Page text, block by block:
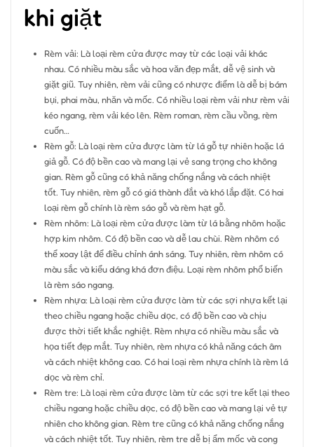
khi giặt
Rèm vải: Là loại rèm cửa được may từ các loại vải khác
nhau. Có nhiều màu sắc và hoa văn đẹp mắt, dễ vệ sinh và
giặt giũ. Tuy nhiên, rèm vải cũng có nhược điểm là dễ bị bám
bụi, phai màu, nhăn và mốc. Có nhiều loại rèm vải như rèm vải
kéo ngang, rèm vải kéo lên. Rèm roman, rèm cầu vồng, rèm
cuốn…
Rèm gỗ: Là loại rèm cửa được làm từ lá gỗ tự nhiên hoặc lá
giả gỗ. Có độ bền cao và mang lại vẻ sang trọng cho không
gian. Rèm gỗ cũng có khả năng chống nắng và cách nhiệt
tốt. Tuy nhiên, rèm gỗ có giá thành đắt và khó lắp đặt. Có hai
loại rèm gỗ chính là rèm sáo gỗ và rèm hạt gỗ.
Rèm nhôm: Là loại rèm cửa được làm từ lá bằng nhôm hoặc
hợp kim nhôm. Có độ bền cao và dễ lau chùi. Rèm nhôm có
thể xoay lật để điều chỉnh ánh sáng. Tuy nhiên, rèm nhôm có
màu sắc và kiểu dáng khá đơn điệu. Loại rèm nhôm phổ biến
là rèm sáo ngang.
Rèm nhựa: Là loại rèm cửa được làm từ các sợi nhựa kết lại
theo chiều ngang hoặc chiều dọc, có độ bền cao và chịu
được thời tiết khắc nghiệt. Rèm nhựa có nhiều màu sắc và
họa tiết đẹp mắt. Tuy nhiên, rèm nhựa có khả năng cách âm
và cách nhiệt không cao. Có hai loại rèm nhựa chính là rèm lá
dọc và rèm chỉ.
Rèm tre: Là loại rèm cửa được làm từ các sợi tre kết lại theo
chiều ngang hoặc chiều dọc, có độ bền cao và mang lại vẻ tự
nhiên cho không gian. Rèm tre cũng có khả năng chống nắng
và cách nhiệt tốt. Tuy nhiên, rèm tre dễ bị ẩm mốc và cong